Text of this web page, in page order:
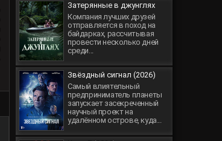
Затерянные в джунглях
Компания лучших друзей
отправляется в поход на
байдарках, рассчитывая
провести несколько дней
среди...
Звёздный сигнал (2026)
Самый влиятельный
предприниматель планеты
запускает засекреченный
научный проект на
удалённом острове, куда...